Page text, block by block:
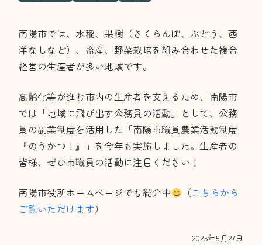
南陽市では、水稲、果樹（さくらんぼ、ぶどう、西
洋なしなど）、畜産、野菜栽培を組み合わせた複合
経営の生産者が多い地域です。
高齢化等が進む市内の生産者を支えるため、南陽市
では「地域に飛び出す公務員の活動」として、公務
員の副業制度を活用した「南陽市職員農業活動制度
『のうかつ！』」を今年も実施しました。生産者の
皆様、ぜひ市職員の活動に注目ください！
南陽市役所ホームページでも紹介中 （こちらから
ご覧いただけます）
2025年5月27日